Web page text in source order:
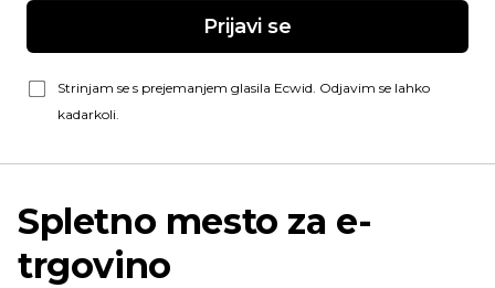
Prijavi se
Strinjam se s prejemanjem glasila Ecwid. Odjavim se lahko
kadarkoli.
Spletno mesto za e-
trgovino